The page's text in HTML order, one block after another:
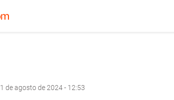
1 de agosto de 2024 - 12:53